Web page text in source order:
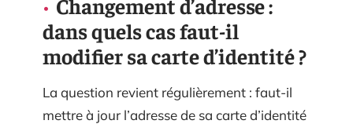
dans quels cas faut-il
modifier sa carte d’identité ?
La question revient régulièrement : faut-il
mettre à jour l’adresse de sa carte d’identité